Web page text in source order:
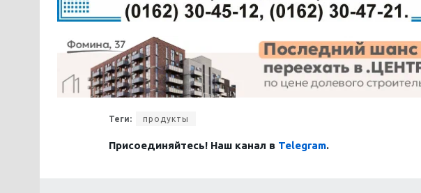
Теги: продукты
Присоединяйтесь! Наш канал в Telegram.